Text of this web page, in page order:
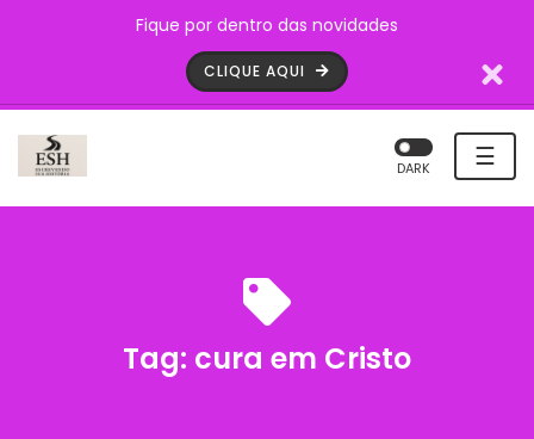
Fique por dentro das novidades
CLIQUE AQUI
☰
DARK
Tag: cura em Cristo